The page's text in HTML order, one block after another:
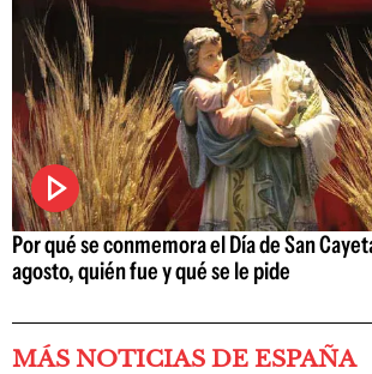
Por qué se conmemora el Día de San
agosto, quién fue y qué se le pide
MÁS NOTICIAS DE ESPAÑA